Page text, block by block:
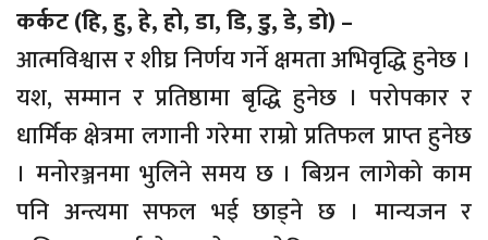
कर्कट (हि, हु, हे, हो, डा, डि, डु, डे, डो) –
आत्मविश्वास र शीघ्र निर्णय गर्ने क्षमता अभिवृद्धि हुनेछ ।
यश, सम्मान र प्रतिष्ठामा बृद्धि हुनेछ । परोपकार र
धार्मिक क्षेत्रमा लगानी गरेमा राम्रो प्रतिफल प्राप्त हुनेछ
। मनोरञ्जनमा भुलिने समय छ । बिग्रन लागेको काम
पनि अन्त्यमा सफल भई छाड्ने छ । मान्यजन र